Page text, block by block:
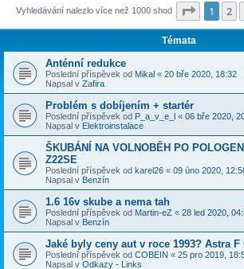
Vyhledávání nalezlo více než 1000 shod Stránka
1 2
Témata
Anténní redukce
Poslední příspěvek od Mikal « 20 bře 2020, 18:32
Napsal v Zafira
Problém s dobíjením + startér
Poslední příspěvek od P_a_v_e_l « 06 bře 2020,
Napsal v Elektroinstalace
ŠKUBÁNÍ NA VOLNOBĚH PO
Z22SE
Poslední příspěvek od karel26 « 09 úno 2020,
Napsal v Benzín
1.6 16v skube a nema tah
Poslední příspěvek od Martin-eZ « 28 led 2020,
Napsal v Benzín
Jaké byly ceny aut v roce 1993? Astra F
Poslední příspěvek od COBEIN « 25 pro 2019,
Napsal v Odkazy - Links